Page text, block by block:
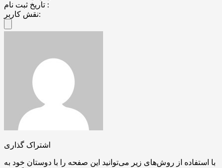
تاریخ ثبت نام :
نقش کاربر:
اشتراک گذاری
با استفاده از روش‌های زیر می‌توانید این صفحه را با دوستان خود به